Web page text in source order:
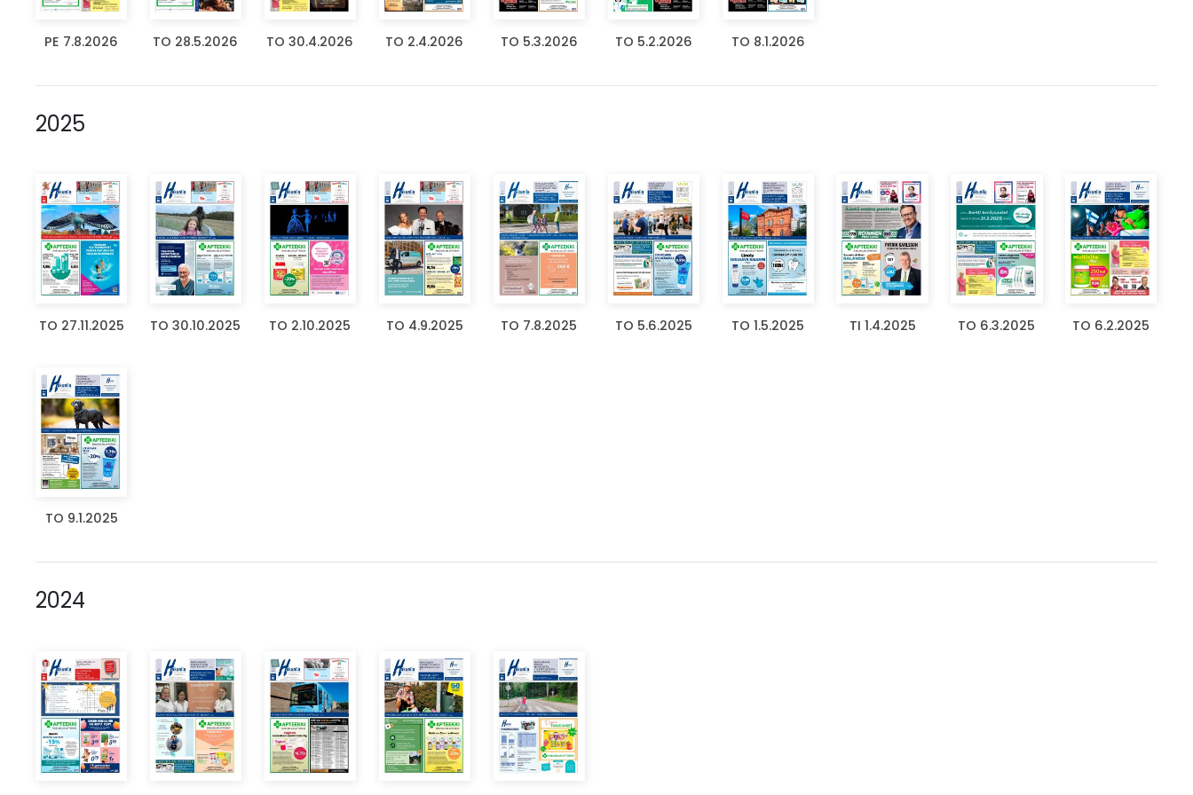
PE 7.8.2026 TO 28.5.2026 TO 30.4.2026 TO 2.4.2026 TO 5.3.2026 TO 5.2.2026 TO 8.1.2026
2025
TO 27.11.2025 TO 30.10.2025 TO 2.10.2025 TO 4.9.2025 TO 7.8.2025 TO 5.6.2025 TO 1.5.2025 TI 1.4.2025 TO 6.3.2025 TO 6.2.2025
TO 9.1.2025
2024